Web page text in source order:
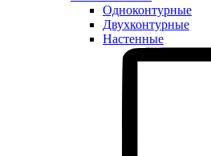
Одноконтурные
Двухконтурные
Настенные